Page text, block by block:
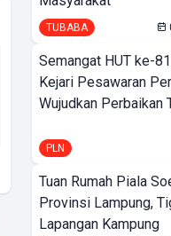
TUBABA
Semangat HUT ke-
Kejari Pesawaran
Wujudkan Perbaikan
PLN
Tuan Rumah Piala
Provinsi Lampung,
Lapangan Kampung